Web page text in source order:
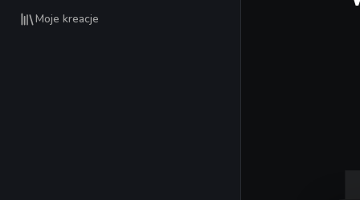
Moje kreacje